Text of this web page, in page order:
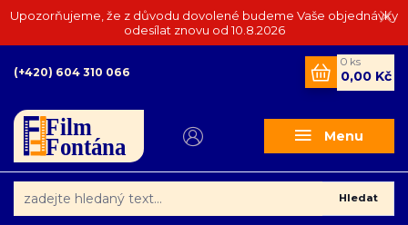
Upozorňujeme, že z důvodu dovolené budeme Vaše objednávky
odesílat znovu od 10.8.2026
Menu
Hledat
(+420) 604 310 066
0 ks
0,00 Kč